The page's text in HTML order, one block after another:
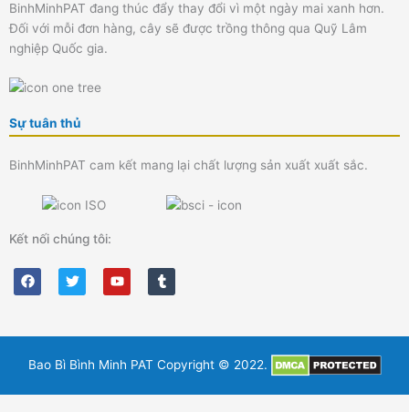
BinhMinhPAT đang thúc đẩy thay đổi vì một ngày mai xanh hơn.
Đối với mỗi đơn hàng, cây sẽ được trồng thông qua Quỹ Lâm
nghiệp Quốc gia.
Sự tuân thủ
BinhMinhPAT cam kết mang lại chất lượng sản xuất xuất sắc.
Kết nối chúng tôi:
F
a
c
o
k
T
w
i
e
Y
o
u
b
T
u
m
r
Bao Bì Bình Minh PAT Copyright © 2022.